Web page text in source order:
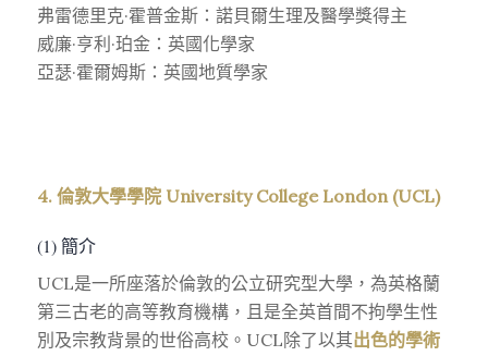
弗雷德里克·霍普金斯：諾貝爾生理及醫學獎得主
威廉·亨利·珀金：英國化學家
亞瑟·霍爾姆斯：英國地質學家
4. 倫敦大學學院 University College London (UCL)
(1) 簡介
UCL是一所座落於倫敦的公立研究型大學，為英格蘭
第三古老的高等教育機構，且是全英首間不拘學生性
別及宗教背景的世俗高校。UCL除了以其出色的學術